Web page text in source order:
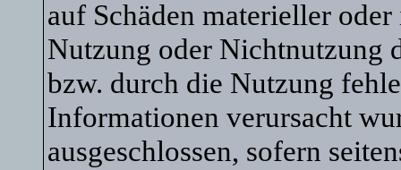
auf Schäden materieller
Nutzung oder Nichtnutzung
bzw. durch die Nutzung
Informationen verursacht
ausgeschlossen, sofern